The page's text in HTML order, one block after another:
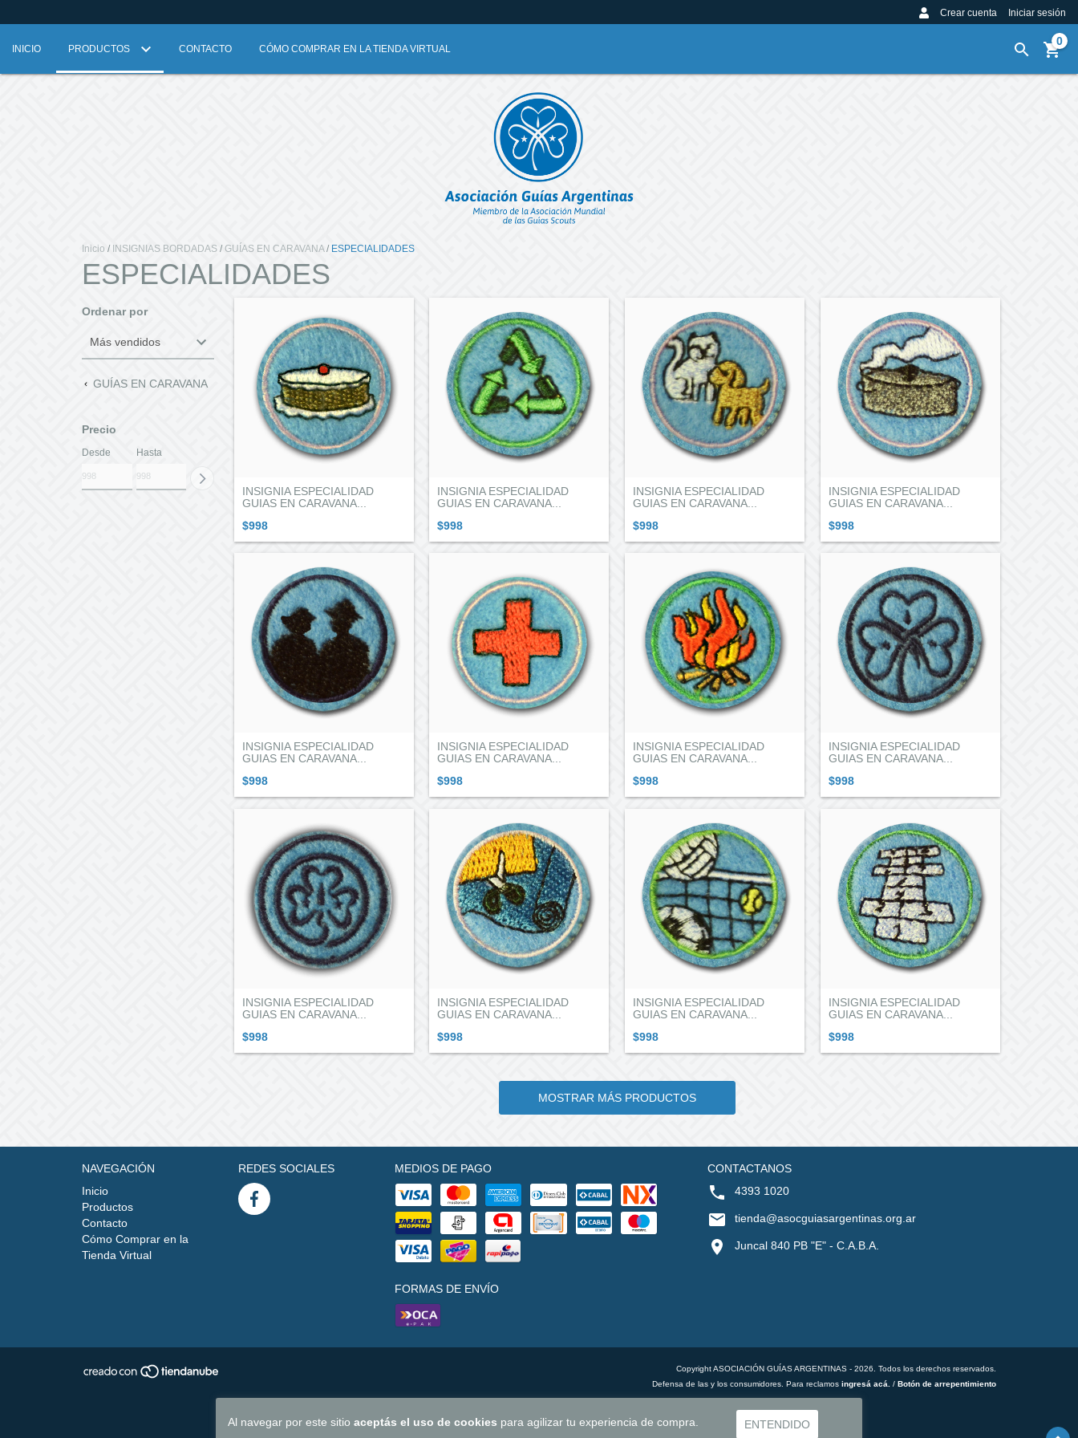
Crear cuenta Iniciar sesión
INICIO PRODUCTOS CONTACTO CÓMO COMPRAR EN LA TIENDA VIRTUAL
0
Al navegar por este sitio aceptás el uso de cookies para agilizar tu experiencia de compra. ENTENDIDO
Inicio / INSIGNIAS BORDADAS / GUÍAS EN CARAVANA / ESPECIALIDADES
ESPECIALIDADES
Ordenar por
GUÍAS EN CARAVANA
Precio
Desde Hasta
INSIGNIA ESPECIALIDAD
GUIAS EN CARAVANA...
$998
INSIGNIA ESPECIALIDAD
GUIAS EN CARAVANA...
$998
INSIGNIA ESPECIALIDAD
GUIAS EN CARAVANA...
$998
INSIGNIA ESPECIALIDAD
GUIAS EN CARAVANA...
$998
INSIGNIA ESPECIALIDAD
GUIAS EN CARAVANA...
$998
INSIGNIA ESPECIALIDAD
GUIAS EN CARAVANA...
$998
INSIGNIA ESPECIALIDAD
GUIAS EN CARAVANA...
$998
INSIGNIA ESPECIALIDAD
GUIAS EN CARAVANA...
$998
INSIGNIA ESPECIALIDAD
GUIAS EN CARAVANA...
$998
INSIGNIA ESPECIALIDAD
GUIAS EN CARAVANA...
$998
INSIGNIA ESPECIALIDAD
GUIAS EN CARAVANA...
$998
INSIGNIA ESPECIALIDAD
GUIAS EN CARAVANA...
$998
MOSTRAR MÁS PRODUCTOS
NAVEGACIÓN
Inicio
Productos
Contacto
Cómo Comprar en la
Tienda Virtual
REDES SOCIALES MEDIOS DE PAGO
FORMAS DE ENVÍO
CONTACTANOS
4393 1020
tienda@asocguiasargentinas.org.ar
Juncal 840 PB "E" - C.A.B.A.
Copyright ASOCIACIÓN GUÍAS ARGENTINAS - 2026. Todos los derechos reservados.
Defensa de las y los consumidores. Para reclamos ingresá acá. / Botón de arrepentimiento